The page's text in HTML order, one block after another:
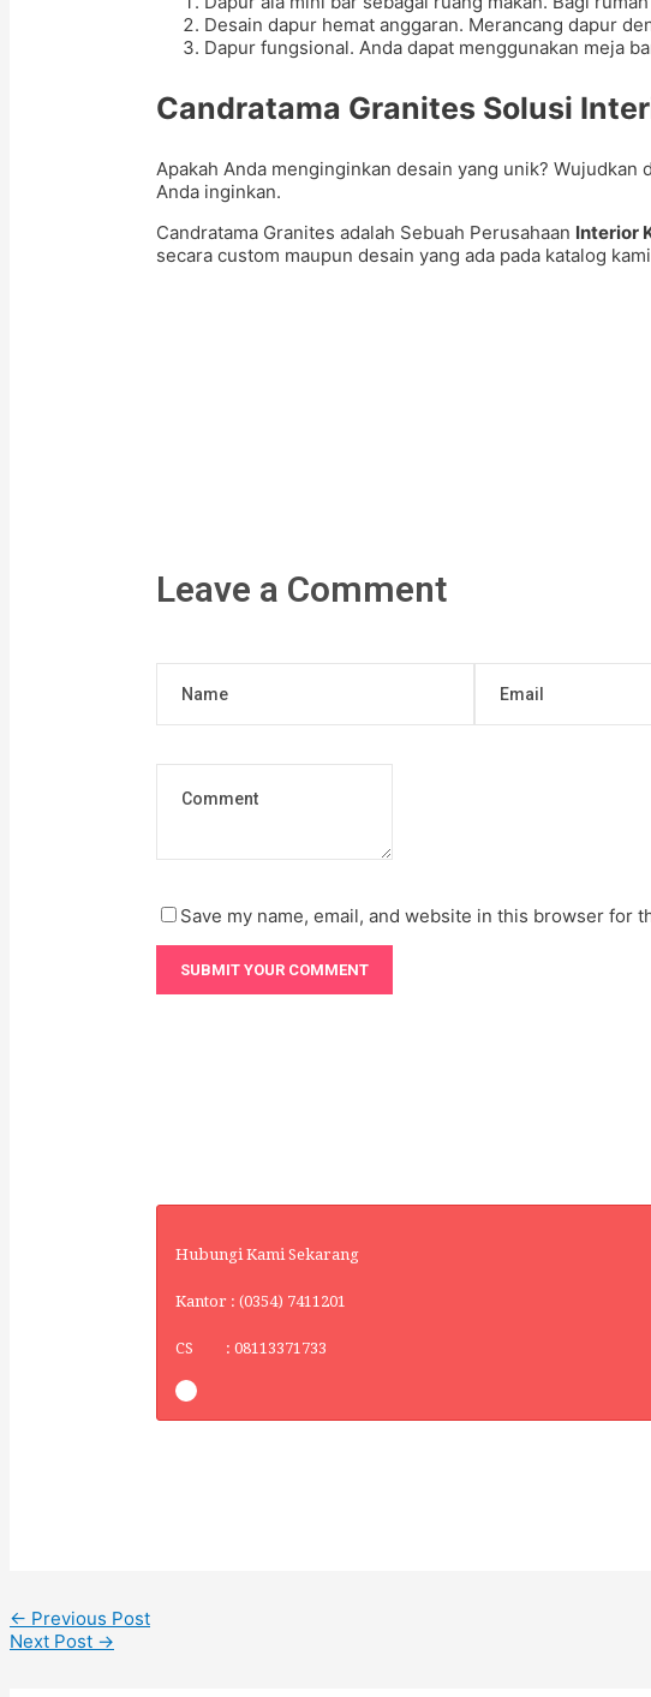
Desain dapur hemat anggaran. Merancang dapur
Dapur fungsional. Anda dapat menggunakan meja
Candratama Granites Solusi
Apakah Anda menginginkan desain yang unik?
Anda inginkan.
Candratama Granites adalah Sebuah Perusahaan Interior
secara custom maupun desain yang ada pada katalog
Leave a Comment
Save my name, email, and website in this browser for
Hubungi Kami Sekarang
Kantor : (0354) 7411201
CS : 08113371733
← Previous Post
Next Post →